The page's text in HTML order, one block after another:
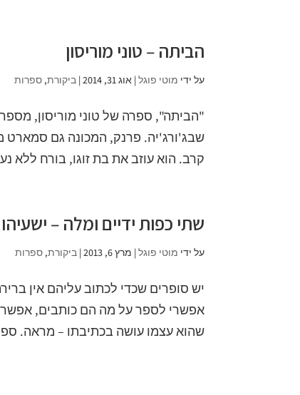
הביתה – טוני מוריסון
על ידי מוטי פוגל|אוג 31, 2014 |ביקורת,ספרות
"הביתה", ספרה של טוני מוריסון,
קרב. הוא עוזב את בת זוגו, בורח ללא
שתי כפות ידיים ומלה – ישעיהו
על ידי מוטי פוגל| מרץ 6, 2013 |ביקורת,ספרות
יש סופרים שכדי לכתוב עליהם אין
אפשרי לספר על מה הם כותבים, אפשר
שהוא עצמו עושה בכתיבתו – מראה.